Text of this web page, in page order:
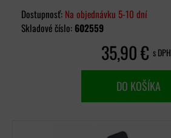
Dostupnosť: Na objednávku 5-10 dní
Skladové číslo: 602559
35,90 € s DPH
DO KOŠÍKA